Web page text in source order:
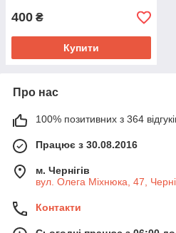
400 ₴
Купити
Про нас
100% позитивних з 364
Працює з 30.08.2016
м. Чернігів
вул. Олега Міхнюка, 47,
Контакти